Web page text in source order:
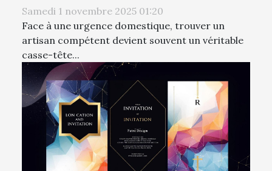
Samedi 1 novembre 2025 01:20
Face à une urgence domestique, trouver un
artisan compétent devient souvent un véritable
casse-tête...